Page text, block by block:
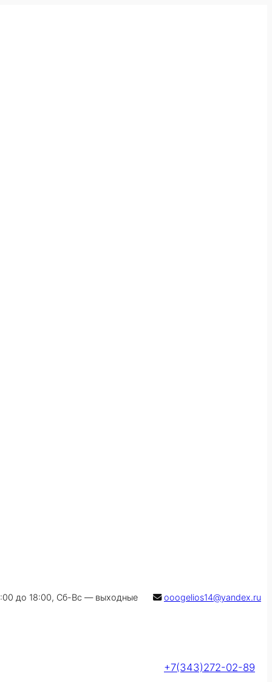
до 18:00, Сб-Вс — выходные ooogelios14@yandex.ru
+7(343)272-02-89